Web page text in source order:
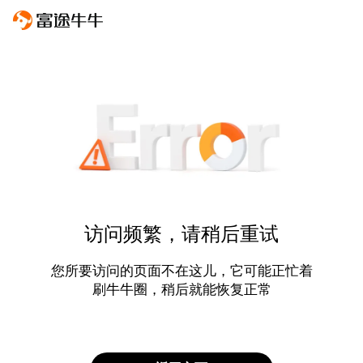
访问频繁，请稍后重试
您所要访问的页面不在这儿，它可能正忙着
刷牛牛圈，稍后就能恢复正常